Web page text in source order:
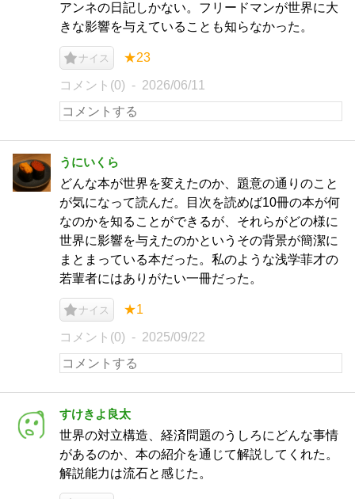
アンネの日記しかない。フリードマンが世界に大
きな影響を与えていることも知らなかった。
ナイス ★23
コメント(0) 2026/06/11
うにいくら
どんな本が世界を変えたのか、題意の通りのこと
が気になって読んだ。目次を読めば10冊の本が何
なのかを知ることができるが、それらがどの様に
世界に影響を与えたのかというその背景が簡潔に
まとまっている本だった。私のような浅学菲才の
若輩者にはありがたい一冊だった。
ナイス ★1
コメント(0) 2025/09/22
すけきよ良太
世界の対立構造、経済問題のうしろにどんな事情
があるのか、本の紹介を通じて解説してくれた。
解説能力は流石と感じた。